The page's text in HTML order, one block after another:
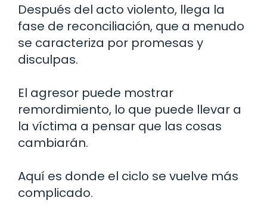
Después del acto violento, llega la
fase de reconciliación, que a menudo
se caracteriza por promesas y
disculpas.
El agresor puede mostrar
remordimiento, lo que puede llevar a
la víctima a pensar que las cosas
cambiarán.
Aquí es donde el ciclo se vuelve más
complicado.